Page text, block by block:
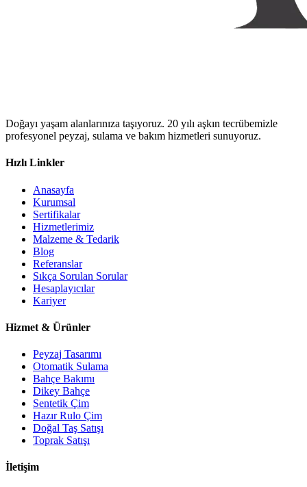
Doğayı yaşam alanlarınıza taşıyoruz. 20 yılı aşkın tecrübemizle
profesyonel peyzaj, sulama ve bakım hizmetleri sunuyoruz.
Hızlı Linkler
Anasayfa
Kurumsal
Sertifikalar
Hizmetlerimiz
Malzeme & Tedarik
Blog
Referanslar
Sıkça Sorulan Sorular
Hesaplayıcılar
Kariyer
Hizmet & Ürünler
Peyzaj Tasarımı
Otomatik Sulama
Bahçe Bakımı
Dikey Bahçe
Sentetik Çim
Hazır Rulo Çim
Doğal Taş Satışı
Toprak Satışı
İletişim